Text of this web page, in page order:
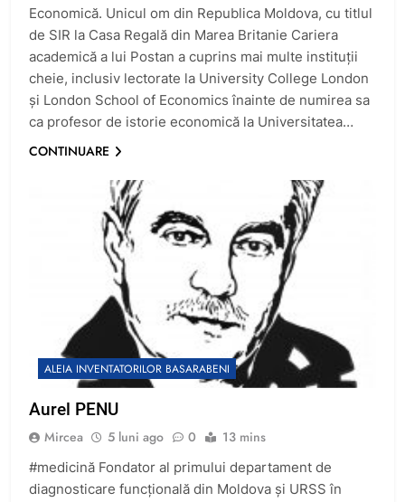
Economică. Unicul om din Republica Moldova, cu titlul
de SIR la Casa Regală din Marea Britanie Cariera
academică a lui Postan a cuprins mai multe instituții
cheie, inclusiv lectorate la University College London
și London School of Economics înainte de numirea sa
ca profesor de istorie economică la Universitatea…
CONTINUARE
ALEIA INVENTATORILOR BASARABENI
Aurel PENU
Mircea 5 luni ago 0 13 mins
#medicină Fondator al primului departament de
diagnosticare funcțională din Moldova și URSS în